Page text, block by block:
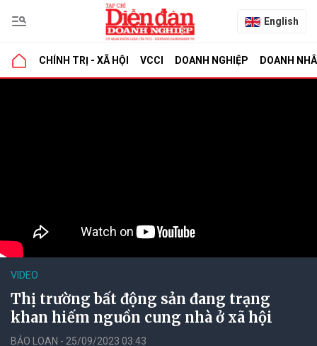
English
CHÍNH TRỊ - XÃ HỘI VCCI DOANH NGHIỆP DOANH
VIDEO
Thị trường bất động sản đang trạng
khan hiếm nguồn cung nhà ở xã hội
BẢO LOAN - 25/09/2023 03:43